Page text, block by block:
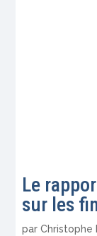
Le
sur les
parChristophe